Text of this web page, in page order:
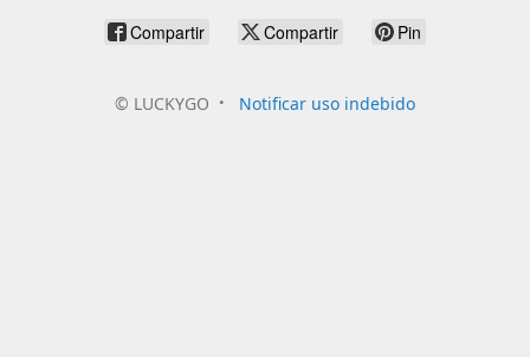
Compartir Compartir Pin
© LUCKYGO Notificar uso indebido